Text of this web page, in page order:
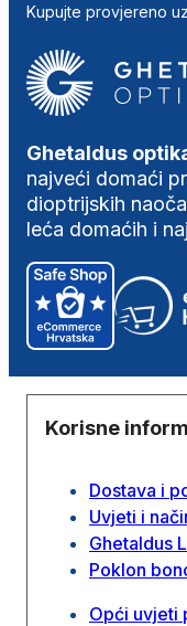
Kupujte provjereno
Ghetaldus
najveći domaći
dioptrijskih
leća domaćih i
Korisne
Dostava i
Uvjeti i
Ghetaldus
Poklon
Opći uvjeti